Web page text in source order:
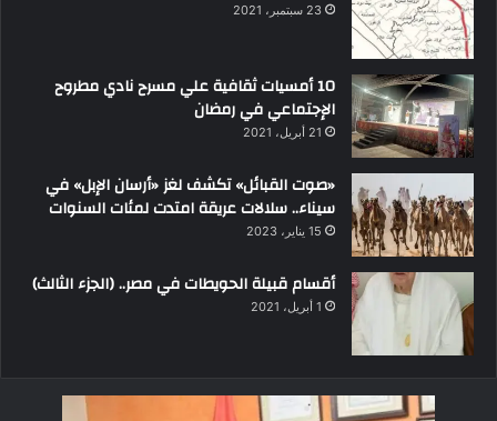
23 سبتمبر، 2021
10 أمسيات ثقافية علي مسرح نادي مطروح
الإجتماعي في رمضان
21 أبريل، 2021
«صوت القبائل» تكشف لغز «أرسان الإبل» في
سيناء.. سلالات عريقة امتدت لمئات السنوات
15 يناير، 2023
أقسام قبيلة الحويطات في مصر.. (الجزء الثالث)
1 أبريل، 2021